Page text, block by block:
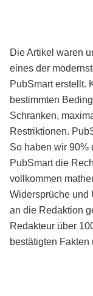
Die Artikel waren
eines der
PubSmart erstellt.
bestimmten
Schranken,
Restriktionen.
So haben wir 90%
PubSmart die
vollkommen
Widersprüche und
an die Redaktion
Redakteur über
bestätigten Fakten